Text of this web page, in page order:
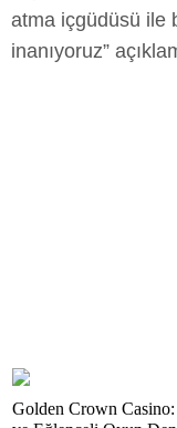
atma içgüdüsü ile
inanıyoruz”
Golden Crown